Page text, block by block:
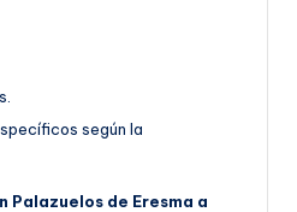
según la
Palazuelos de Eresma a